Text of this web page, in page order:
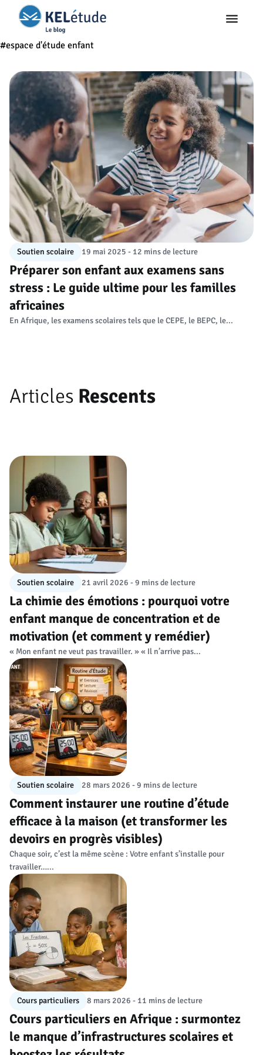
#espace d'étude enfant
Soutien scolaire 19 mai 2025 - 12 mins de lecture
Préparer son enfant aux examens sans
stress : Le guide ultime pour les familles
africaines
En Afrique, les examens scolaires tels que le CEPE, le BEPC, le...
Articles Rescents
Soutien scolaire 21 avril 2026 - 9 mins de lecture
La chimie des émotions : pourquoi votre
enfant manque de concentration et de
motivation (et comment y remédier)
« Mon enfant ne veut pas travailler. » « Il n’arrive pas...
Soutien scolaire 28 mars 2026 - 9 mins de lecture
Comment instaurer une routine d’étude
efficace à la maison (et transformer les
devoirs en progrès visibles)
Chaque soir, c’est la même scène : Votre enfant s’installe pour
travailler…...
Cours particuliers 8 mars 2026 - 11 mins de lecture
Cours particuliers en Afrique : surmontez
le manque d’infrastructures scolaires et